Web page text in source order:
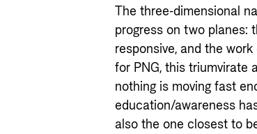
The three-dimensional
progress on two planes:
responsive, and the
for PNG, this triumvirate
nothing is moving fast
education/awareness
also the one closest to